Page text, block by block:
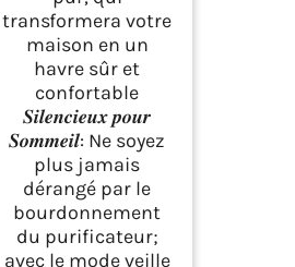
transformera votre
maison en un
havre sûr et
confortable
𝑺𝒊𝒍𝒆𝒏𝒄𝒊𝒆𝒖𝒙 𝒑𝒐𝒖𝒓
𝑺𝒐𝒎𝒎𝒆𝒊𝒍: Ne soyez
plus jamais
dérangé par le
bourdonnement
du purificateur;
avec le mode veille